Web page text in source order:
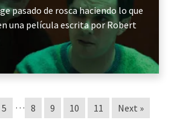
pasado de rosca haciendo lo que
una película escrita por Robert
5 … 8 9 10 11 Next »